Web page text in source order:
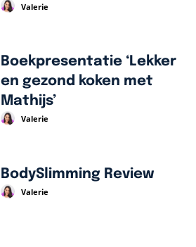
Valerie
Boekpresentatie ‘Lekker
en gezond koken met
Mathijs’
Valerie
BodySlimming Review
Valerie